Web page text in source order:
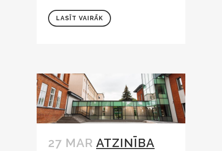
LASĪT VAIRĀK
27 MAR ATZINĪBA